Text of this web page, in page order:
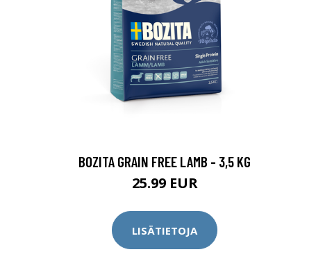
BOZITA GRAIN FREE LAMB - 3,5 KG
25.99 EUR
LISÄTIETOJA